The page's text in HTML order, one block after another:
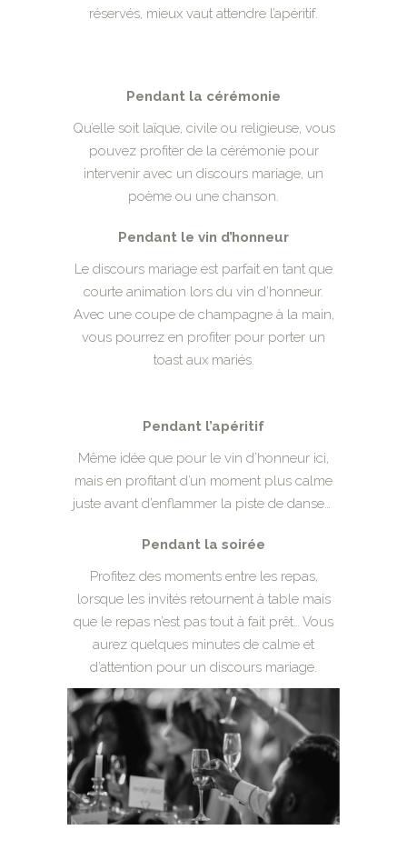
réservés, mieux vaut attendre l’apéritif.
Pendant la cérémonie
Qu’elle soit laïque, civile ou religieuse, vous
pouvez profiter de la cérémonie pour
intervenir avec un discours mariage, un
poème ou une chanson.
Pendant le vin d’honneur
Le discours mariage est parfait en tant que
courte animation lors du vin d’honneur.
Avec une coupe de champagne à la main,
vous pourrez en profiter pour porter un
toast aux mariés.
Pendant l’apéritif
Même idée que pour le vin d’honneur ici,
mais en profitant d’un moment plus calme
juste avant d’enflammer la piste de danse…
Pendant la soirée
Profitez des moments entre les repas,
lorsque les invités retournent à table mais
que le repas n’est pas tout à fait prêt… Vous
aurez quelques minutes de calme et
d’attention pour un discours mariage.